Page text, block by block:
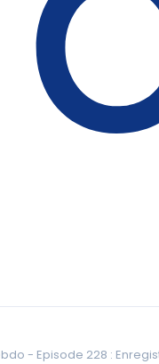
- Episode 228 :